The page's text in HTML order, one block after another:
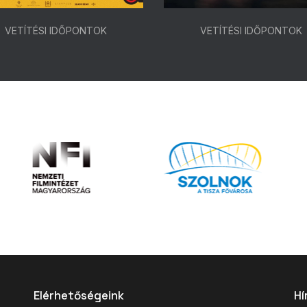
VETÍTÉSI IDŐPONTOK VETÍTÉSI IDŐPONTOK
Elérhetőségeink